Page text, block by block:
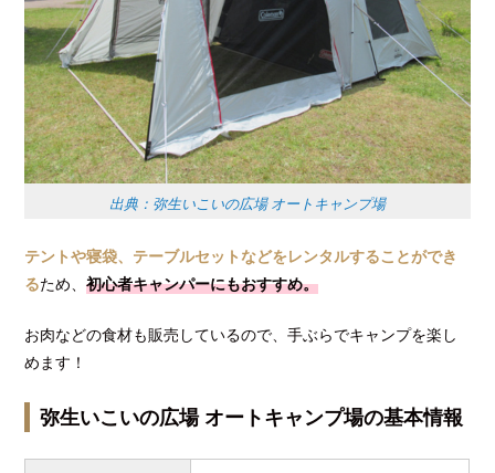
出典：弥生いこいの広場 オートキャンプ場
テントや寝袋、テーブルセットなどをレンタルすることができ
るため、初心者キャンパーにもおすすめ。
お肉などの食材も販売しているので、手ぶらでキャンプを楽し
めます！
弥生いこいの広場 オートキャンプ場の基本情報